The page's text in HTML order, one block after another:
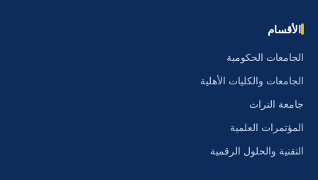
الأقسام
الجامعات الحكومية
الجامعات والكليات الأهلية
جامعة التراث
المؤتمرات العلمية
التقنية والحلول الرقمية